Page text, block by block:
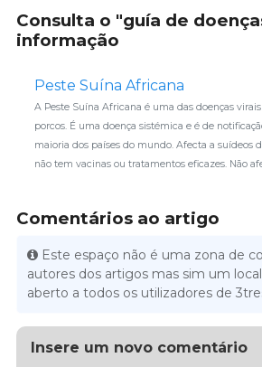
Consulta o "guía de
informação
Peste Suína Africana
A Peste Suína Africana é uma das doenças
porcos. É uma doença sistémica e é de
maioria dos países do mundo. Afecta a suídeos
não tem vacinas ou tratamentos eficazes. Não
Comentários ao artigo
Este espaço não é uma zona de
autores dos artigos mas sim um
aberto a todos os utilizadores de
Insere um novo comentário